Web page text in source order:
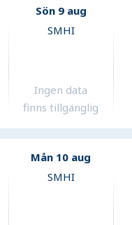
Sön 9 aug
SMHI
Ingen data
finns tillgänglig
Mån 10 aug
SMHI